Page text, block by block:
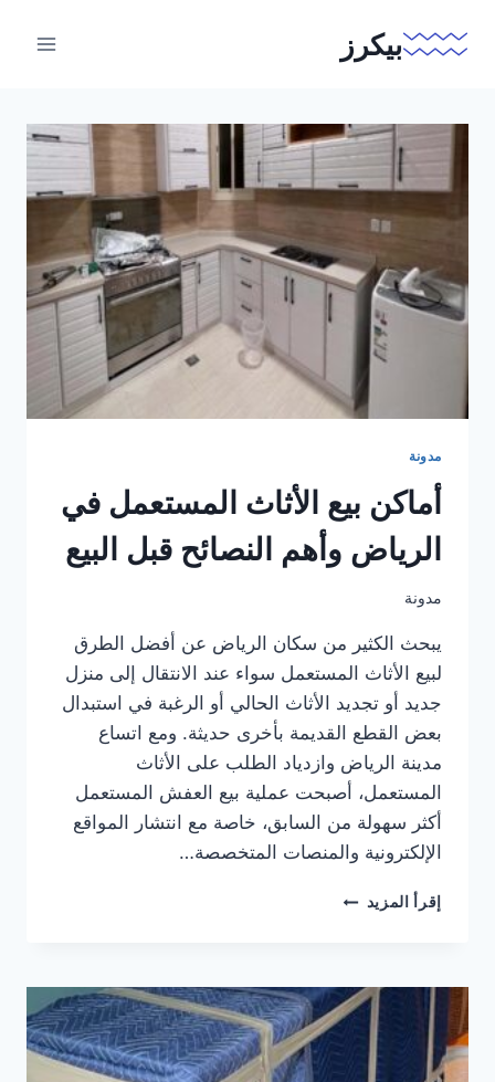
بيكرز
مدونة
أماكن بيع الأثاث المستعمل في
الرياض وأهم النصائح قبل البيع
مدونة
يبحث الكثير من سكان الرياض عن أفضل الطرق
لبيع الأثاث المستعمل سواء عند الانتقال إلى منزل
جديد أو تجديد الأثاث الحالي أو الرغبة في استبدال
بعض القطع القديمة بأخرى حديثة. ومع اتساع
مدينة الرياض وازدياد الطلب على الأثاث
المستعمل، أصبحت عملية بيع العفش المستعمل
أكثر سهولة من السابق، خاصة مع انتشار المواقع
الإلكترونية والمنصات المتخصصة…
إقرأ المزيد أماكن
في
الرياض
النصائح